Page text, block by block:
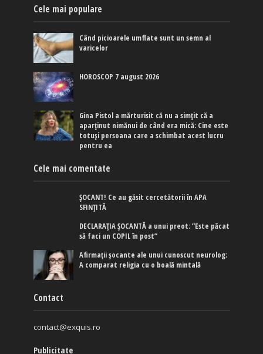
Cele mai populare
Când picioarele umflate sunt un semn al
varicelor
HOROSCOP 7 august 2026
Gina Pistol a mărturisit că nu a simțit că a
aparținut nimănui de când era mică: Cine este
totuși persoana care a schimbat acest lucru
pentru ea
Cele mai comentate
ȘOCANT! Ce au găsit cercetătorii în APA
SFINȚITĂ
DECLARAȚIA ȘOCANTĂ a unui preot: ”Este păcat
să faci un COPIL în post”
Afirmaţii şocante ale unui cunoscut neurolog:
A comparat religia cu o boală mintală
Contact
contact@exquis.ro
Publicitate